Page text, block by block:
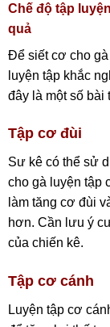
Chế độ tập
quả
Để siết cơ cho
luyện tập khắc
đây là một số bài
Tập cơ đùi
Sư kê có thể sử
cho gà luyện tập
làm tăng cơ đùi
hơn. Cần lưu ý
của chiến kê.
Tập cơ cánh
Luyện tập cơ